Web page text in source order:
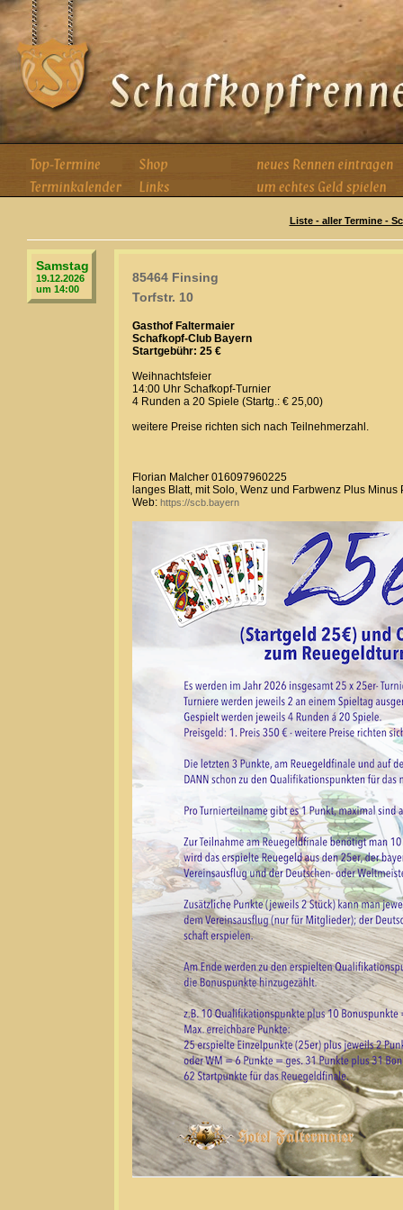
Liste - aller Termine -
Samstag
19.12.2026
um 14:00
85464 Finsing
Torfstr. 10
Gasthof Faltermaier
Schafkopf-Club Bayern
Startgebühr: 25 €
Weihnachtsfeier
14:00 Uhr Schafkopf-Turnier
4 Runden a 20 Spiele (Startg.: € 25,00)
weitere Preise richten sich nach Teilnehmerzahl.
Florian Malcher 016097960225
langes Blatt, mit Solo, Wenz und Farbwenz Plus Minus
Web: https://scb.bayern